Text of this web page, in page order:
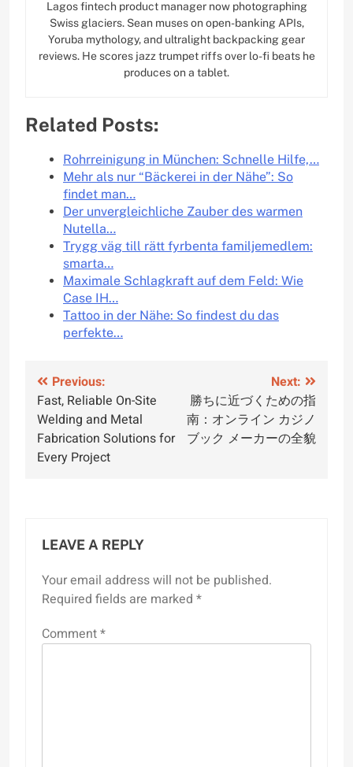
Lagos fintech product manager now photographing
Swiss glaciers. Sean muses on open-banking APIs,
Yoruba mythology, and ultralight backpacking gear
reviews. He scores jazz trumpet riffs over lo-fi beats he
produces on a tablet.
Related Posts:
Rohrreinigung in München: Schnelle Hilfe,…
Mehr als nur “Bäckerei in der Nähe”: So
findet man…
Der unvergleichliche Zauber des warmen
Nutella…
Trygg väg till rätt fyrbenta familjemedlem:
smarta…
Maximale Schlagkraft auf dem Feld: Wie
Case IH…
Tattoo in der Nähe: So findest du das
perfekte…
Post
navigation
Previous:
Fast, Reliable On-Site
Welding and Metal
Fabrication Solutions for
Every Project
Next:
勝ちに近づくための指
南：オンライン カジノ
ブック メーカーの全貌
LEAVE A REPLY
Your email address will not be published.
Required fields are marked *
Comment*